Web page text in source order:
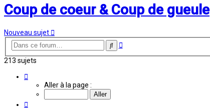
Coup de coeur & Coup de gueule
Nouveau sujet
Rechercher
Recherche
213 sujets
Aller à la page :